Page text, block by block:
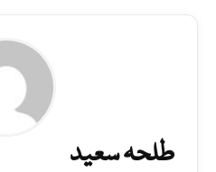
طلحہ سعید